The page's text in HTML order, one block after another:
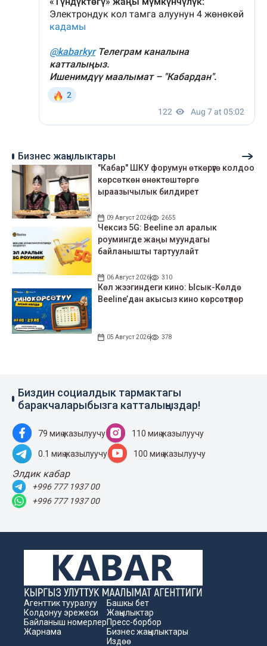
Бизнес жаңылыктары
"Кабар" ШКУ форумун өткөрүүгө колдоо
көрсөткөн өнөктөштөргө
ыраазычылык билдирет
09 Август 2026 2655
Чексиз 5G: Beeline эл аралык
роумингде жаңы муундагы
байланышты тартуулайт
06 Август 2026 310
Көл жээгиндеги кино: Ысык-Көлдө
Beeline’дан акысыз кино көрсөтүлөр
05 Август 2026 378
Биздин социалдык тармактагы
баракчаларыбызга катталыңыздар!
79 миң жазылуучу 110 миң жазылуучу
0.1 миң жазылуучу 100 миң жазылуучу
Элдик кабар
+996 777 1937 00
+996 777 1937 00
Агенттик тууралуу
Колдонуу эрежеси
Байланыш номерлер
Жарнама
Башкы бет
Жаңылыктар
Пресс-борбор
Бизнес жаңылыктары
Издөө